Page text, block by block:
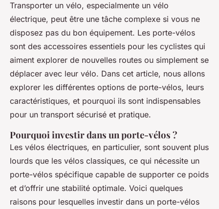
Transporter un vélo, especialmente un vélo
électrique, peut être une tâche complexe si vous ne
disposez pas du bon équipement. Les porte-vélos
sont des accessoires essentiels pour les cyclistes qui
aiment explorer de nouvelles routes ou simplement se
déplacer avec leur vélo. Dans cet article, nous allons
explorer les différentes options de porte-vélos, leurs
caractéristiques, et pourquoi ils sont indispensables
pour un transport sécurisé et pratique.
Pourquoi investir dans un porte-vélos ?
Les vélos électriques, en particulier, sont souvent plus
lourds que les vélos classiques, ce qui nécessite un
porte-vélos spécifique capable de supporter ce poids
et d’offrir une stabilité optimale. Voici quelques
raisons pour lesquelles investir dans un porte-vélos